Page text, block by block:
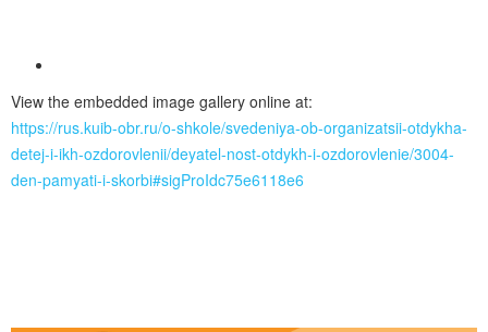
View the embedded image gallery online at:
https://rus.kuib-obr.ru/o-shkole/svedeniya-ob-organizatsii-otdykha-
detej-i-ikh-ozdorovlenii/deyatel-nost-otdykh-i-ozdorovlenie/3004-
den-pamyati-i-skorbi#sigProIdc75e6118e6